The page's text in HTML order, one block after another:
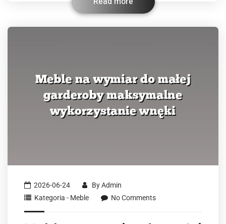
2026-06-24 ByAdmin
Kategoria - Meble
No Comments